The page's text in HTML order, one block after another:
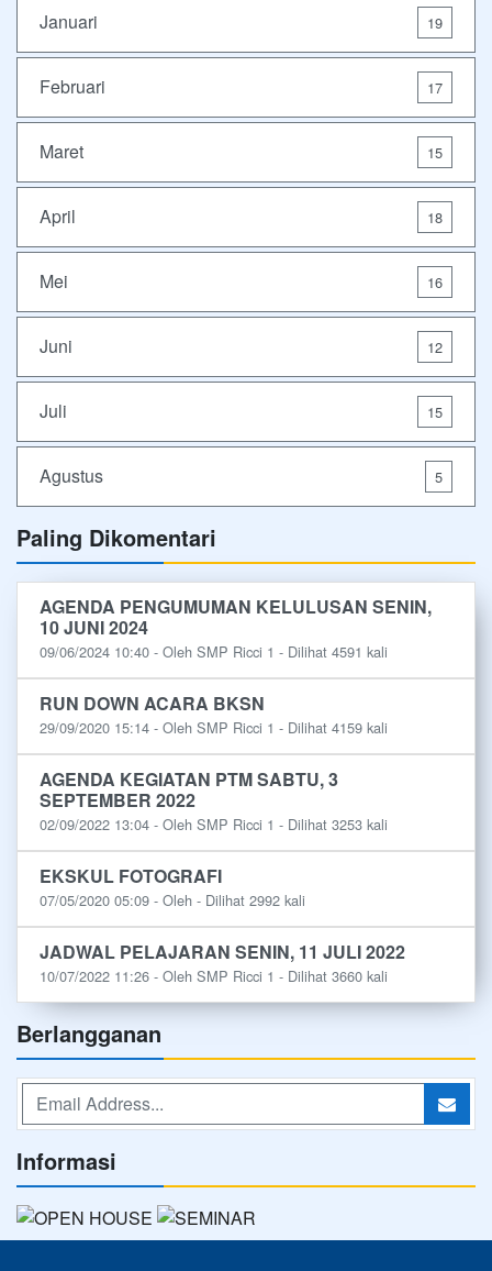
Januari 19
Februari 17
Maret 15
April 18
Mei 16
Juni 12
Juli 15
Agustus 5
Paling Dikomentari
AGENDA PENGUMUMAN KELULUSAN SENIN,
10 JUNI 2024
09/06/2024 10:40 - Oleh SMP Ricci 1 - Dilihat 4591 kali
RUN DOWN ACARA BKSN
29/09/2020 15:14 - Oleh SMP Ricci 1 - Dilihat 4159 kali
AGENDA KEGIATAN PTM SABTU, 3
SEPTEMBER 2022
02/09/2022 13:04 - Oleh SMP Ricci 1 - Dilihat 3253 kali
EKSKUL FOTOGRAFI
07/05/2020 05:09 - Oleh - Dilihat 2992 kali
JADWAL PELAJARAN SENIN, 11 JULI 2022
10/07/2022 11:26 - Oleh SMP Ricci 1 - Dilihat 3660 kali
Berlangganan
Informasi